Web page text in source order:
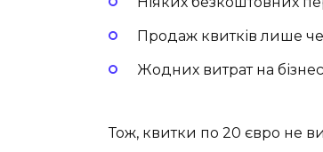
Продаж квитків лише
Жодних витрат на
Тож, квитки по 20 євро не